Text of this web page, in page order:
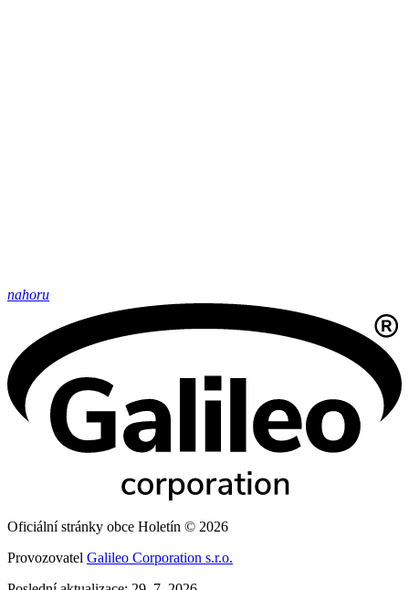
nahoru
Oficiální stránky obce Holetín © 2026
Provozovatel Galileo Corporation s.r.o.